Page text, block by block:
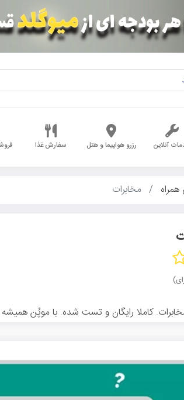
آنلاین رزرو هواپیما و هتل سفارش غذا
همراه مخابرات
کاملا رایگان و تست شده. با موپُن همیشه